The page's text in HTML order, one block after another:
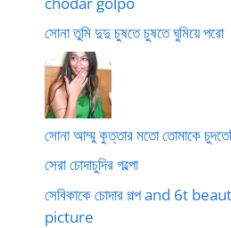
সোনা তুমি দুদু চুষতে চুষতে ঘুমিয়ে পরো
সোনা আম্মু কুত্তার মতো তোমাকে
সেরা চোদাচুদির গল্পো
সেবিকাকে চোদার গল্প and 6t
picture